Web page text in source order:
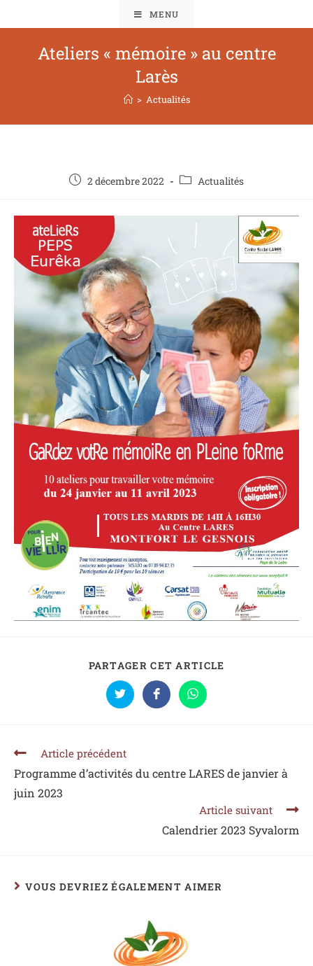
MENU
Ateliers « mémoire » au centre
Larès
> Actualités
2 décembre 2022 Actualités
PARTAGER CET ARTICLE
Article précédent
Programme d’activités du centre LARES de janvier à
juin 2023
Article suivant
Calendrier 2023 Syvalorm
VOUS DEVRIEZ ÉGALEMENT AIMER